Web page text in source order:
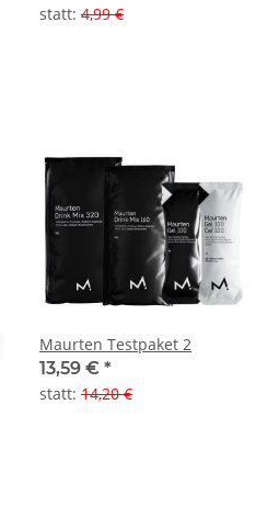
statt: 4,99 €
Maurten Testpaket 2
13,59 € *
statt: 14,20 €